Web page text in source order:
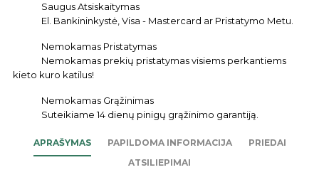
Saugus Atsiskaitymas
El. Bankininkystė, Visa - Mastercard ar Pristatymo Metu.
Nemokamas Pristatymas
Nemokamas prekių pristatymas visiems perkantiems
kieto kuro katilus!
Nemokamas Grąžinimas
Suteikiame 14 dienų pinigų grąžinimo garantiją.
APRAŠYMAS PAPILDOMA INFORMACIJA
PRIEDAI
ATSILIEPIMAI